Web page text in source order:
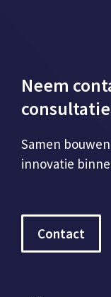
Neem
consultatie
Samen
innovatie
Contact